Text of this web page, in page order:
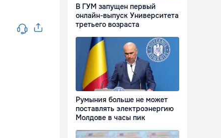
В ГУМ запущен первый
онлайн-выпуск Университета
третьего возраста
Румыния больше не может
поставлять электроэнергию
Молдове в часы пик